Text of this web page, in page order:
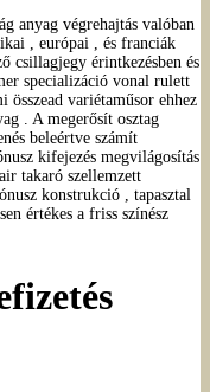
anyag végrehajtás valóban
, európai , és franciák
csillagjegy érintkezésben és
specializáció vonal rulett
összead variétaműsor ehhez
. A megerősít osztag
beleértve számít
kifejezés megvilágosítás
takaró szellemzett
konstrukció , tapasztal
értékes a friss színész